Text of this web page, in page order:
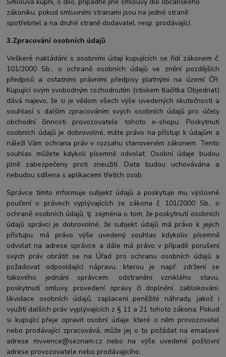
zákoníku, pokud smluvními stranami jsou na jedné straně
spotřebitel a na druhé straně dodavatel, resp. prodávající.
3.Zpracování osobních údajů
Veškeré nakládání s osobními údaji kupujících se řídí zákonem č.
101/2000 Sb., o ochraně osobních údajů ve znění pozdějších
předpisů a ostatními právními předpisy platnými na území ČR.
Kupující svým svobodným rozhodnutím (stiskem tlačítka Objednat)
dává najevo, že si je vědom všech výše uvedených skutečností a
souhlasí s dalším zpracováním svých osobních údajů pro účely
obchodní činnosti provozovatele tohoto e-shopu. Poskytnutí
osobních údajů je dobrovolné, máte právo na přístup k údajům a
náleží Vám ochrana práv v rozsahu stanoveném zákonem. Tento
souhlas můžete kdykoli písemně odvolat. Osobní údaje budou
plně zabezpečeny proti zneužití. Data budou uchovávána a
nebudou sdílena s aplikacemi třetích osob.
Správce tímto informuje subjekt údajů a poskytuje mu výslovné
poučení o právech vyplývajících ze zákona č. 101/2000 Sb., o
ochraně osobních údajů, tj. zejména o tom, že poskytnutí osobních
údajů správci je dobrovolné, že subjekt údajů má právo k jejich
přístupu, má právo výše uvedený souhlas kdykoliv písemně
odvolat na adrese správce a dále má právo v případě porušení
svých práv obrátit se na Úřad pro ochranu osobních údajů a
požadovat odpovídající nápravu, kterou je např. zdržení se
takového jednání správcem, odstranění vzniklého stavu,
poskytnutí omluvy, provedení opravy či doplnění, zablokování,
likvidace osobních údajů, zaplacení peněžité náhrady, jakož i
využití dalších práv vyplývajících z § 11 a 21 tohoto zákona. Pokud
si kupující přeje opravit osobní údaje, které o něm provozovatel
nebo prodávající zpracovává, může jej o to požádat na emailové
adrese mv.vence@seznam.cz nebo na výše uvedené poštovní
adrese provozovatele nebo prodávajícího.